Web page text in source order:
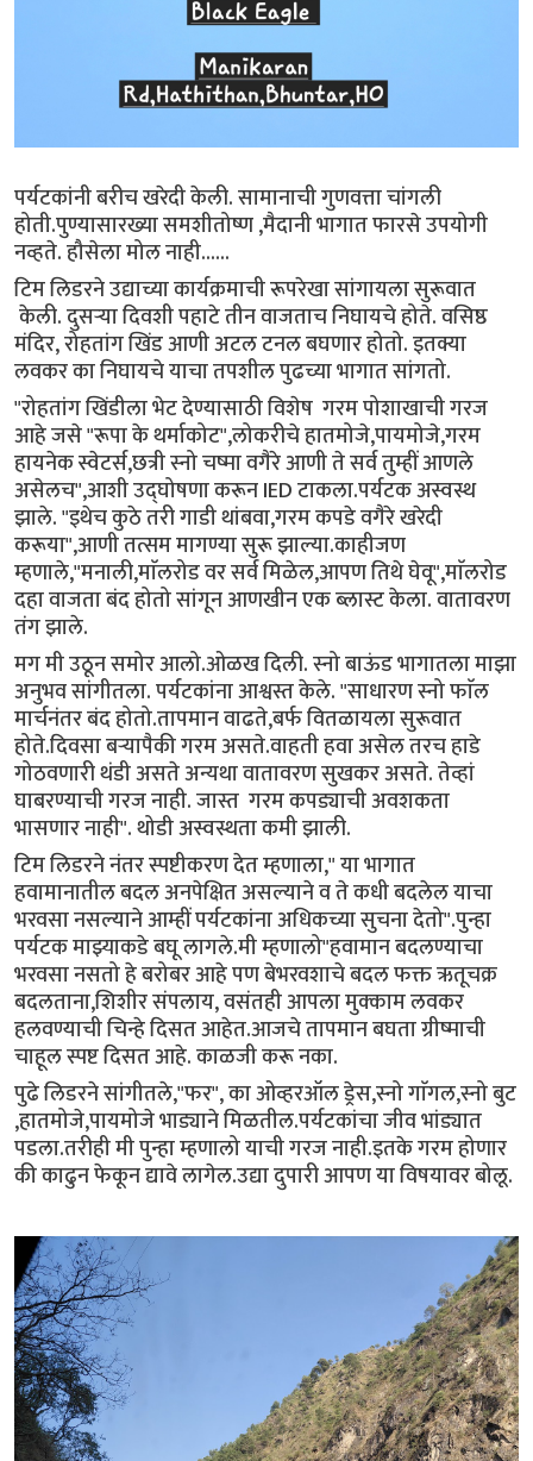
पर्यटकांनी बरीच खरेदी केली. सामानाची गुणवत्ता चांगली
होती.पुण्यासारख्या समशीतोष्ण ,मैदानी भागात फारसे उपयोगी
नव्हते. हौसेला मोल नाही......
टिम लिडरने उद्याच्या कार्यक्रमाची रूपरेखा सांगायला सुरूवात
केली. दुसऱ्या दिवशी पहाटे तीन वाजताच निघायचे होते. वसिष्ठ
मंदिर, रोहतांग खिंड आणी अटल टनल बघणार होतो. इतक्या
लवकर का निघायचे याचा तपशील पुढच्या भागात सांगतो.
"रोहतांग खिंडीला भेट देण्यासाठी विशेष गरम पोशाखाची गरज
आहे जसे "रूपा के थर्माकोट",लोकरीचे हातमोजे,पायमोजे,गरम
हायनेक स्वेटर्स,छत्री स्नो चष्मा वगैरे आणी ते सर्व तुम्हीं आणले
असेलच",आशी उद्घोषणा करून IED टाकला.पर्यटक अस्वस्थ
झाले. "इथेच कुठे तरी गाडी थांबवा,गरम कपडे वगैरे खरेदी
करूया",आणी तत्सम मागण्या सुरू झाल्या.काहीजण
म्हणाले,"मनाली,माॅलरोड वर सर्व मिळेल,आपण तिथे घेवू",माॅलरोड
दहा वाजता बंद होतो सांगून आणखीन एक ब्लास्ट केला. वातावरण
तंग झाले.
मग मी उठून समोर आलो.ओळख दिली. स्नो बाऊंड भागातला माझा
अनुभव सांगीतला. पर्यटकांना आश्वस्त केले. "साधारण स्नो फाॅल
मार्चनंतर बंद होतो.तापमान वाढते,बर्फ वितळायला सुरूवात
होते.दिवसा बर्‍यापैकी गरम असते.वाहती हवा असेल तरच हाडे
गोठवणारी थंडी असते अन्यथा वातावरण सुखकर असते. तेव्हां
घाबरण्याची गरज नाही. जास्त गरम कपड्याची अवशकता
भासणार नाही". थोडी अस्वस्थता कमी झाली.
टिम लिडरने नंतर स्पष्टीकरण देत म्हणाला," या भागात
हवामानातील बदल अनपेक्षित असल्याने व ते कधी बदलेल याचा
भरवसा नसल्याने आम्हीं पर्यटकांना अधिकच्या सुचना देतो".पुन्हा
पर्यटक माझ्याकडे बघू लागले.मी म्हणालो"हवामान बदलण्याचा
भरवसा नसतो हे बरोबर आहे पण बेभरवशाचे बदल फक्त ऋतूचक्र
बदलताना,शिशीर संपलाय, वसंतही आपला मुक्काम लवकर
हलवण्याची चिन्हे दिसत आहेत.आजचे तापमान बघता ग्रीष्माची
चाहूल स्पष्ट दिसत आहे. काळजी करू नका.
पुढे लिडरने सांगीतले,"फर", का ओव्हरऑल ड्रेस,स्नो गाॅगल,स्नो बुट
,हातमोजे,पायमोजे भाड्याने मिळतील.पर्यटकांचा जीव भांड्यात
पडला.तरीही मी पुन्हा म्हणालो याची गरज नाही.इतके गरम होणार
की काढुन फेकून द्यावे लागेल.उद्या दुपारी आपण या विषयावर बोलू.